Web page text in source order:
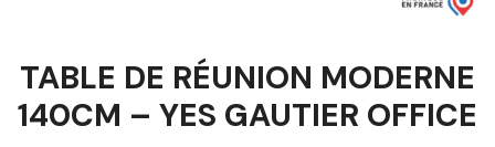
TABLE DE RÉUNION MODERNE
140CM – YES GAUTIER OFFICE